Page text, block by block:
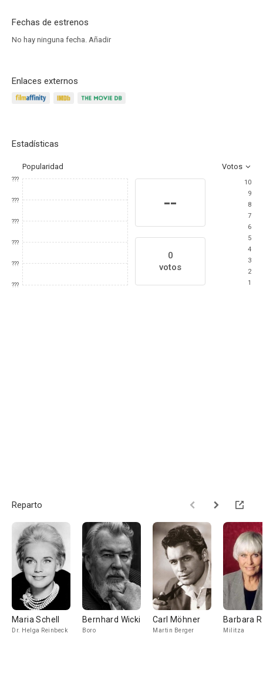
Fechas de estrenos
No hay ninguna fecha. Añadir
Enlaces externos
Estadísticas
Popularidad Votos
???
???
???
???
???
???
--
0
votos
10
9
8
7
6
5
4
3
2
1
Reparto
Maria Schell
Dr. Helga Reinbeck
Bernhard Wicki
Boro
Carl Möhner
Martin Berger
Barbara
Militza